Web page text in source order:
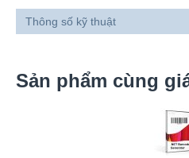
Thông số kỹ thuật
Sản phẩm cùng